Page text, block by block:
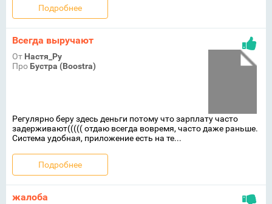
Подробнее
Всегда выручают
От Настя_Ру
Про Бустра (Boostra)
Регулярно беру здесь деньги потому что зарплату часто
задерживают((((( отдаю всегда вовремя, часто даже раньше.
Система удобная, приложение есть на те...
Подробнее
жалоба